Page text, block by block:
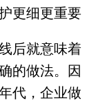
更细更重要
后就意味着
的做法。因
代，企业做